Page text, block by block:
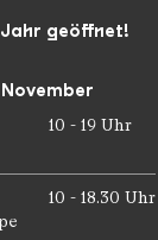
geöffnet!
10 - 19 Uhr
10 - 18.30 Uhr